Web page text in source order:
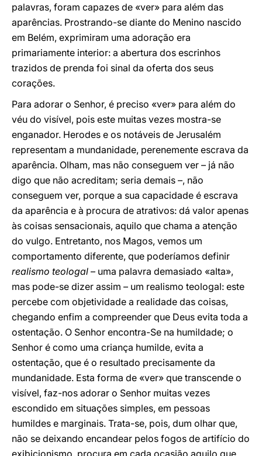
palavras, foram capazes de «ver» para além das
aparências. Prostrando-se diante do Menino nascido
em Belém, exprimiram uma adoração era
primariamente interior: a abertura dos escrinhos
trazidos de prenda foi sinal da oferta dos seus
corações.
Para adorar o Senhor, é preciso «ver» para além do
véu do visível, pois este muitas vezes mostra-se
enganador. Herodes e os notáveis de Jerusalém
representam a mundanidade, perenemente escrava da
aparência. Olham, mas não conseguem ver – já não
digo que não acreditam; seria demais –, não
conseguem ver, porque a sua capacidade é escrava
da aparência e à procura de atrativos: dá valor apenas
às coisas sensacionais, aquilo que chama a atenção
do vulgo. Entretanto, nos Magos, vemos um
comportamento diferente, que poderíamos definir
realismo teologal – uma palavra demasiado «alta»,
mas pode-se dizer assim – um realismo teologal: este
percebe com objetividade a realidade das coisas,
chegando enfim a compreender que Deus evita toda a
ostentação. O Senhor encontra-Se na humildade; o
Senhor é como uma criança humilde, evita a
ostentação, que é o resultado precisamente da
mundanidade. Esta forma de «ver» que transcende o
visível, faz-nos adorar o Senhor muitas vezes
escondido em situações simples, em pessoas
humildes e marginais. Trata-se, pois, dum olhar que,
não se deixando encandear pelos fogos de artifício do
exibicionismo, procura em cada ocasião aquilo que